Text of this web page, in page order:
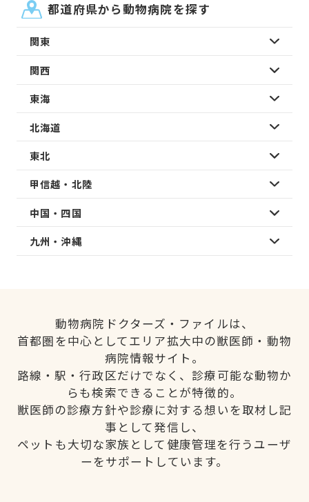
都道府県から動物病院を探す
関東
関西
東海
北海道
東北
甲信越・北陸
中国・四国
九州・沖縄
動物病院ドクターズ・ファイルは、
首都圏を中心としてエリア拡大中の獣医師・動物
病院情報サイト。
路線・駅・行政区だけでなく、診療可能な動物か
らも検索できることが特徴的。
獣医師の診療方針や診療に対する想いを取材し記
事として発信し、
ペットも大切な家族として健康管理を行うユーザ
ーをサポートしています。